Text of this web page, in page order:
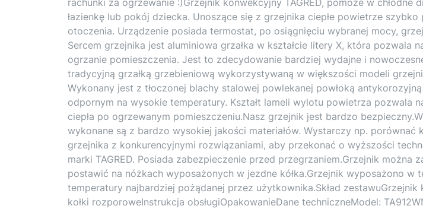
łazienkę lub pokój dziecka. Unoszące się z grzejnika ciepłe powietrze
otoczenia. Urządzenie posiada termostat, po osiągnięciu wybranej mocy,
Sercem grzejnika jest aluminiowa grzałka w kształcie litery X, która pozwala
ogrzanie pomieszczenia. Jest to zdecydowanie bardziej wydajne i
tradycyjną grzałką grzebieniową wykorzystywaną w większości modeli
Wykonany jest z tłoczonej blachy stalowej powlekanej powłoką
odpornym na wysokie temperatury. Kształt lameli wylotu powietrza pozwala
ciepła po ogrzewanym pomieszczeniu.Nasz grzejnik jest bardzo
wykonane są z bardzo wysokiej jakości materiałów. Wystarczy np. porównać
grzejnika z konkurencyjnymi rozwiązaniami, aby przekonać o wyższości
marki TAGRED. Posiada zabezpieczenie przed przegrzaniem.Grzejnik można
postawić na nóżkach wyposażonych w jezdne kółka.Grzejnik wyposażono w
temperatury najbardziej pożądanej przez użytkownika.Skład
kołki rozporoweInstrukcja obsługiOpakowanieDane techniczneModel: